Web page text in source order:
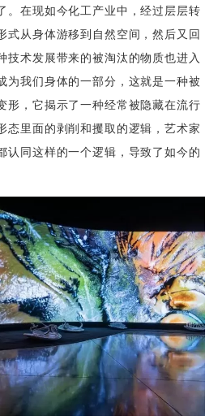
。在现如今化工产业中，经过层层转
式从身体游移到自然空间，然后又回
技术发展带来的被淘汰的物质也进入
为我们身体的一部分，这就是一种被
形，它揭示了一种经常被隐藏在流行
态里面的剥削和攫取的逻辑，艺术家
认同这样的一个逻辑，导致了如今的